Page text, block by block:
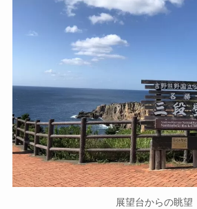
展望台からの眺望